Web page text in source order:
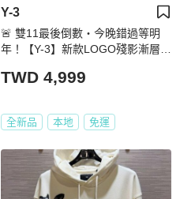
Y-3
🚨 雙11最後倒數・今晚錯過等明
年！【Y-3】新款LOGO殘影漸層 T
TWD 4,999
全新品 本地 免運